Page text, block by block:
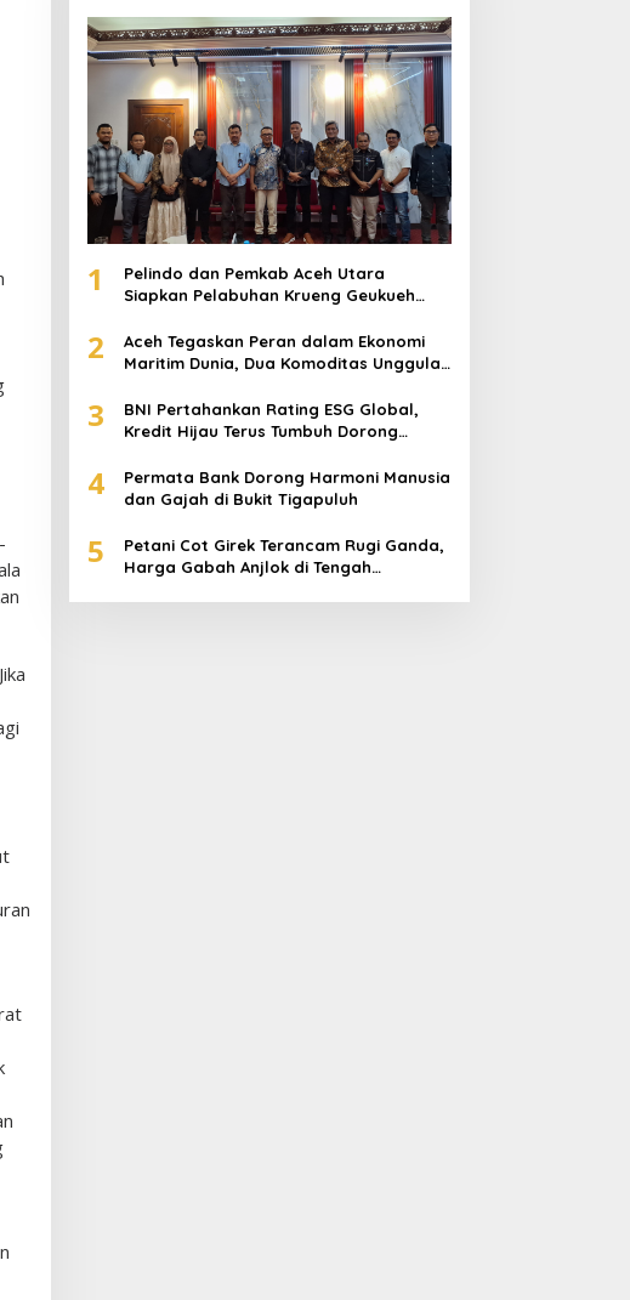
1
Pelindo dan Pemkab Aceh Utara
Siapkan Pelabuhan Krueng Geukueh
2
Aceh Tegaskan Peran dalam Ekonomi
Maritim Dunia, Dua Komoditas Unggulan
Geukueh
3
BNI Pertahankan Rating ESG Global,
Kredit Hijau Terus Tumbuh Dorong
4
Permata Bank Dorong Harmoni Manusia
dan Gajah di Bukit Tigapuluh
5
Petani Cot Girek Terancam Rugi Ganda,
Harga Gabah Anjlok di Tengah